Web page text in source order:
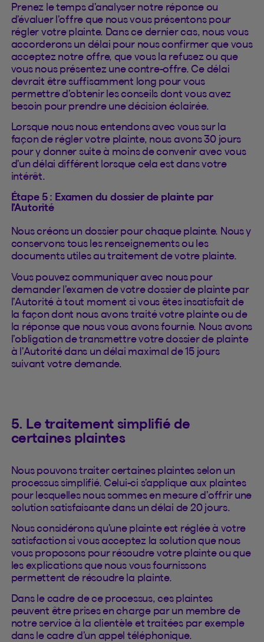
Prenez le temps d’analyser notre réponse ou
d’évaluer l’offre que nous vous présentons pour
régler votre plainte. Dans ce dernier cas, nous vous
accorderons un délai pour nous confirmer que vous
acceptez notre offre, que vous la refusez ou que
vous nous présentez une contre-offre. Ce délai
devrait être suffisamment long pour vous
permettre d’obtenir les conseils dont vous avez
besoin pour prendre une décision éclairée.
Lorsque nous nous entendons avec vous sur la
façon de régler votre plainte, nous avons 30 jours
pour y donner suite à moins de convenir avec vous
d’un délai différent lorsque cela est dans votre
intérêt.
Étape 5 : Examen du dossier de plainte par
l’Autorité
Nous créons un dossier pour chaque plainte. Nous y
conservons tous les renseignements ou les
documents utiles au traitement de votre plainte.
Vous pouvez communiquer avec nous pour
demander l’examen de votre dossier de plainte par
l’Autorité à tout moment si vous êtes insatisfait de
la façon dont nous avons traité votre plainte ou de
la réponse que nous vous avons fournie. Nous avons
l’obligation de transmettre votre dossier de plainte
à l’Autorité dans un délai maximal de 15 jours
suivant votre demande.
5. Le traitement simplifié de
certaines plaintes
Nous pouvons traiter certaines plaintes selon un
processus simplifié. Celui-ci s’applique aux plaintes
pour lesquelles nous sommes en mesure d’offrir une
solution satisfaisante dans un délai de 20 jours.
Nous considérons qu’une plainte est réglée à votre
satisfaction si vous acceptez la solution que nous
vous proposons pour résoudre votre plainte ou que
les explications que nous vous fournissons
permettent de résoudre la plainte.
Dans le cadre de ce processus, ces plaintes
peuvent être prises en charge par un membre de
notre service à la clientèle et traitées par exemple
dans le cadre d’un appel téléphonique.